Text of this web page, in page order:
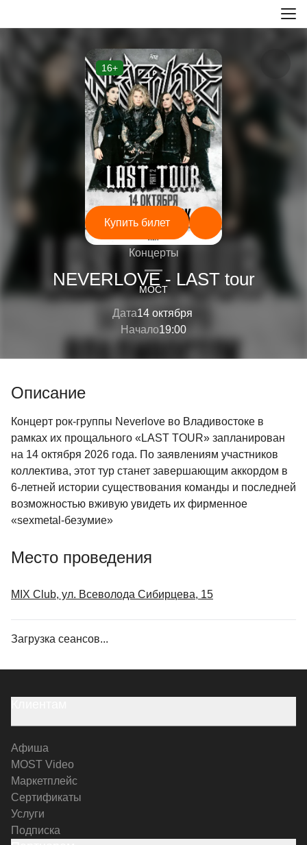
16+
Концерты
NEVERLOVE - LAST tour
Дата14 октября
Начало19:00
Купить билет
—
МОСТ
Описание
Концерт рок-группы Neverlove во Владивостоке в
рамках их прощального «LAST TOUR» запланирован
на 14 октября 2026 года. По заявлениям участников
коллектива, этот тур станет завершающим аккордом в
6-летней истории существования команды и последней
возможностью вживую увидеть их фирменное
«sexmetal-безумие»
Место проведения
MIX Club, ул. Всеволода Сибирцева, 15
Загрузка сеансов...
Афиша
MOST Video
Маркетплейс
Сертификаты
Услуги
Подписка